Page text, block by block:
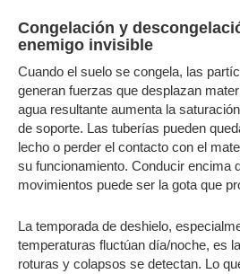
Congelación y
enemigo invisible
Cuando el suelo se congela, las
generan fuerzas que desplazan
agua resultante aumenta la
de soporte. Las tuberías pueden
lecho o perder el contacto con el
su funcionamiento. Conducir encima
movimientos puede ser la gota que
La temporada de deshielo,
temperaturas fluctúan día/noche, es
roturas y colapsos se detectan. Lo